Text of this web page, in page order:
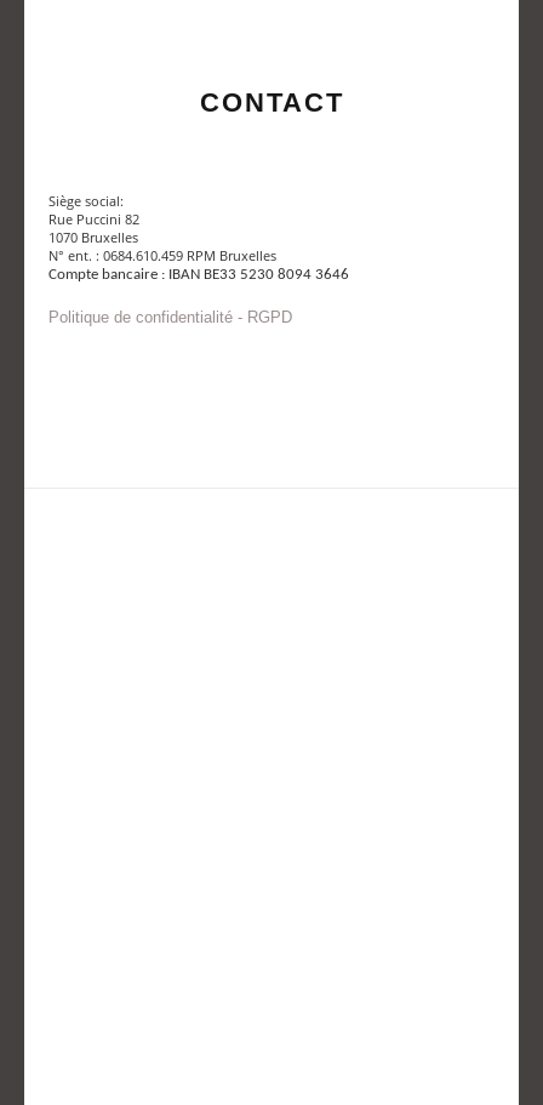
CONTACT
Siège social:
Rue Puccini 82
1070 Bruxelles
N° ent. : 0684.610.459 RPM Bruxelles
Compte bancaire : IBAN BE33 5230 8094 3646
Politique de confidentialité - RGPD